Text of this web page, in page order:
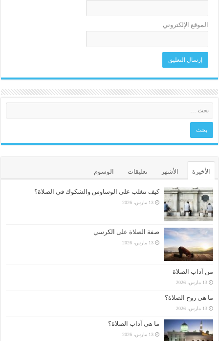
الموقع الإلكتروني
الأخيرة الأشهر تعليقات الوسوم
كيف تتغلب على الوساوس والشكوك في الصلاة؟
13 مارس، 2026
صفة الصلاة على الكرسي
13 مارس، 2026
من آداب الصلاة
13 مارس، 2026
ما هي روح الصلاة؟
13 مارس، 2026
ما هي آداب الصلاة؟
13 مارس، 2026